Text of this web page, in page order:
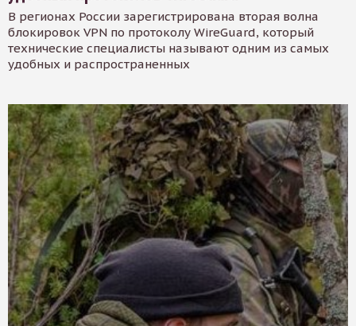
В регионах России зарегистрирована вторая волна
блокировок VPN по протоколу WireGuard, который
технические специалисты называют одним из самых
удобных и распространенных